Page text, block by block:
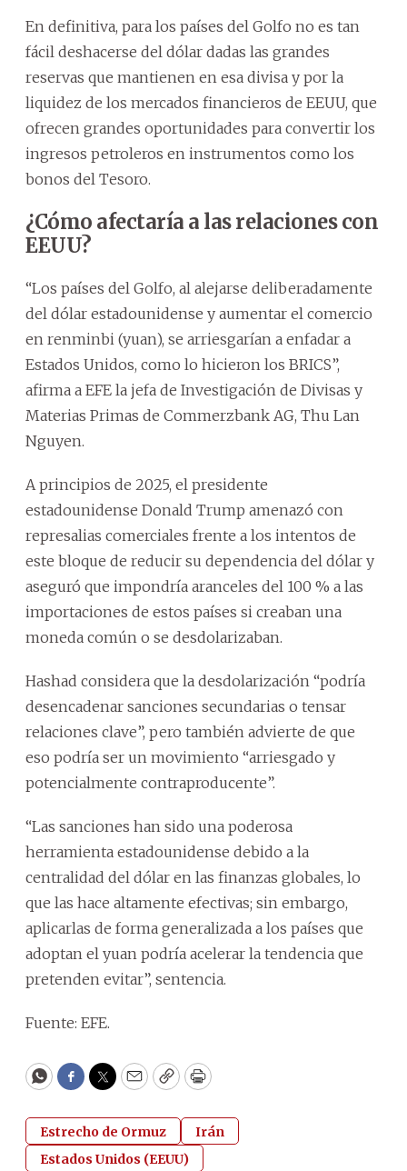
En definitiva, para los países del Golfo no es tan
fácil deshacerse del dólar dadas las grandes
reservas que mantienen en esa divisa y por la
liquidez de los mercados financieros de EEUU, que
ofrecen grandes oportunidades para convertir los
ingresos petroleros en instrumentos como los
bonos del Tesoro.
¿Cómo afectaría a las relaciones con
EEUU?
“Los países del Golfo, al alejarse deliberadamente
del dólar estadounidense y aumentar el comercio
en renminbi (yuan), se arriesgarían a enfadar a
Estados Unidos, como lo hicieron los BRICS”,
afirma a EFE la jefa de Investigación de Divisas y
Materias Primas de Commerzbank AG, Thu Lan
Nguyen.
A principios de 2025, el presidente
estadounidense Donald Trump amenazó con
represalias comerciales frente a los intentos de
este bloque de reducir su dependencia del dólar y
aseguró que impondría aranceles del 100 % a las
importaciones de estos países si creaban una
moneda común o se desdolarizaban.
Hashad considera que la desdolarización “podría
desencadenar sanciones secundarias o tensar
relaciones clave”, pero también advierte de que
eso podría ser un movimiento “arriesgado y
potencialmente contraproducente”.
“Las sanciones han sido una poderosa
herramienta estadounidense debido a la
centralidad del dólar en las finanzas globales, lo
que las hace altamente efectivas; sin embargo,
aplicarlas de forma generalizada a los países que
adoptan el yuan podría acelerar la tendencia que
pretenden evitar”, sentencia.
Fuente: EFE.
WhatsApp
Facebook
Twitter
EmailCopyPrint
Estrecho de Ormuz
Irán
Estados Unidos (EEUU)